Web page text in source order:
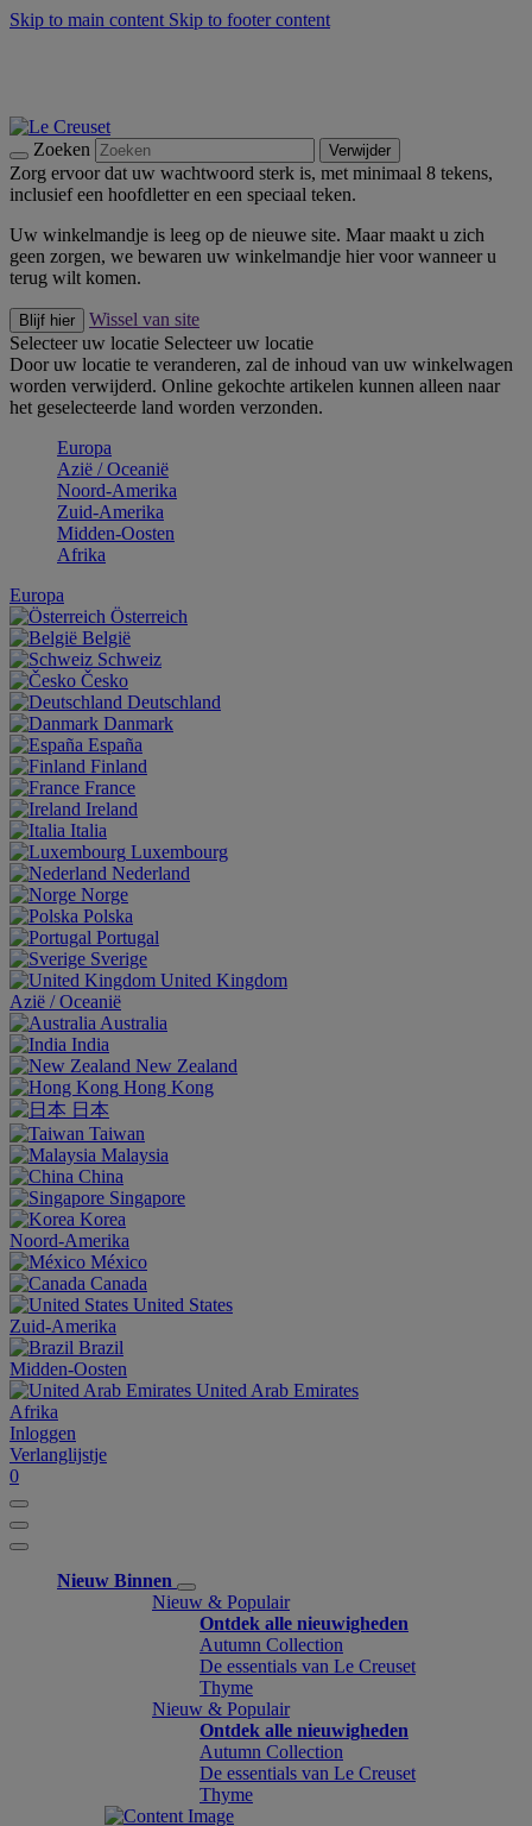
Skip to main content Skip to footer content
Zoeken Verwijder
Zorg ervoor dat uw wachtwoord sterk is, met minimaal 8 tekens,
inclusief een hoofdletter en een speciaal teken.
Uw winkelmandje is leeg op de nieuwe site. Maar maakt u zich
geen zorgen, we bewaren uw winkelmandje hier voor wanneer u
terug wilt komen.
Blijf hier
Wissel van site
Selecteer uw locatie Selecteer uw locatie
Door uw locatie te veranderen, zal de inhoud van uw winkelwagen
worden verwijderd. Online gekochte artikelen kunnen alleen naar
het geselecteerde land worden verzonden.
Europa
Aziё / Oceaniё
Noord-Amerika
Zuid-Amerika
Midden-Oosten
Afrika
Europa
Österreich
België
Schweiz
Česko
Deutschland
Danmark
España
Finland
France
Ireland
Italia
Luxembourg
Nederland
Norge
Polska
Portugal
Sverige
United Kingdom
Aziё / Oceaniё
Australia
India
New Zealand
Hong Kong
日本
Taiwan
Malaysia
China
Singapore
Korea
Noord-Amerika
México
Canada
United States
Zuid-Amerika
Brazil
Midden-Oosten
United Arab Emirates
Afrika
Inloggen
Verlanglijstje
0
Nieuw Binnen
Nieuw & Populair
Ontdek alle nieuwigheden
Autumn Collection
De essentials van Le Creuset
Thyme
Nieuw & Populair
Ontdek alle nieuwigheden
Autumn Collection
De essentials van Le Creuset
Thyme